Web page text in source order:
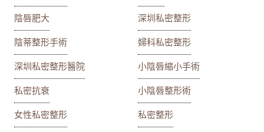
陰唇肥大 深圳私密整形
陰蒂整形手術 婦科私密整形
深圳私密整形醫院 小陰唇縮小手術
私密抗衰 小陰唇整形術
女性私密整形 私密整形